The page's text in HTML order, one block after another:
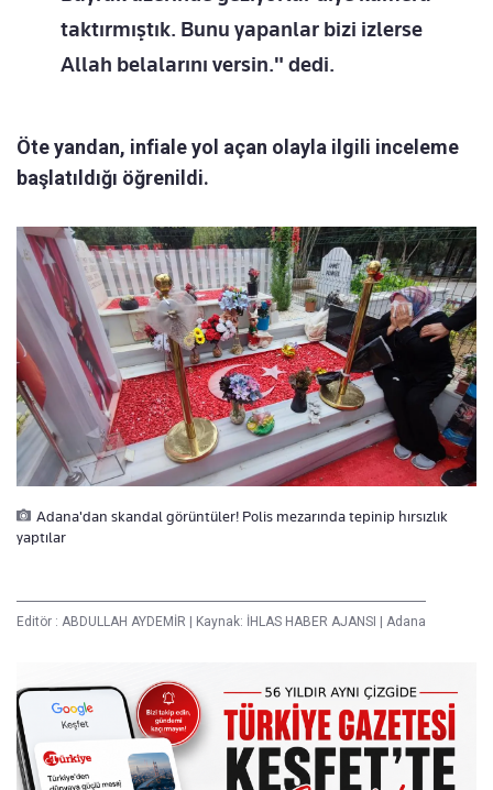
taktırmıştık. Bunu yapanlar bizi izlerse
Allah belalarını versin." dedi.
Öte yandan, infiale yol açan olayla ilgili inceleme
başlatıldığı öğrenildi.
Adana'dan skandal görüntüler! Polis mezarında tepinip hırsızlık
yaptılar
Editör : ABDULLAH AYDEMİR | Kaynak: İHLAS HABER AJANSI | Adana